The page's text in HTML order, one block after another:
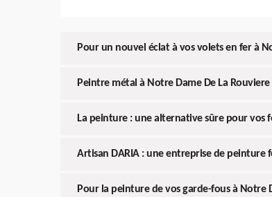
Pour un nouvel éclat à vos volets en fer à
Peintre métal à Notre Dame De La
La peinture : une alternative sûre pour vos
Artisan DARIA : une entreprise de peinture
Pour la peinture de vos garde-fous à Notre